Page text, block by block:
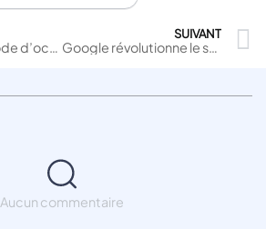
Zeeman et la mode d’occasion : lancement en France pour une consommation responsable
SUIVANT
Google révolutionne le shopping en ligne avec l’IA : essayage virtuel et recherche visuelle avancée
Aucun commentaire